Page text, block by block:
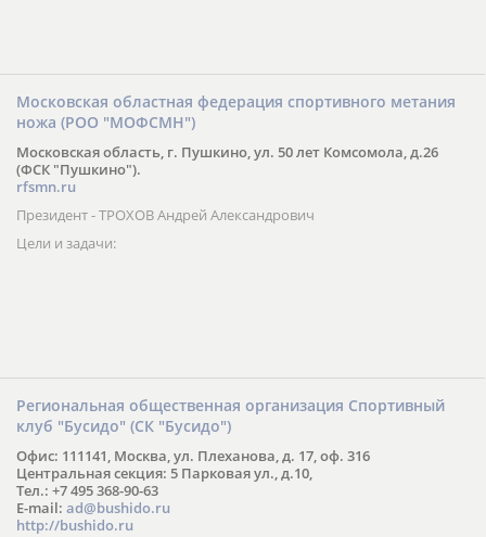
Московская областная федерация спортивного метания
ножа (РОО "МОФСМН")
Московская область, г. Пушкино, ул. 50 лет Комсомола, д.26
(ФСК "Пушкино").
rfsmn.ru
Президент - ТРОХОВ Андрей Александрович
Цели и задачи:
Региональная общественная организация Спортивный
клуб "Бусидо" (СК "Бусидо")
Офис: 111141, Москва, ул. Плеханова, д. 17, оф. 316
Центральная секция: 5 Парковая ул., д.10,
Тел.: +7 495 368-90-63
E-mail: ad@bushido.ru
http://bushido.ru